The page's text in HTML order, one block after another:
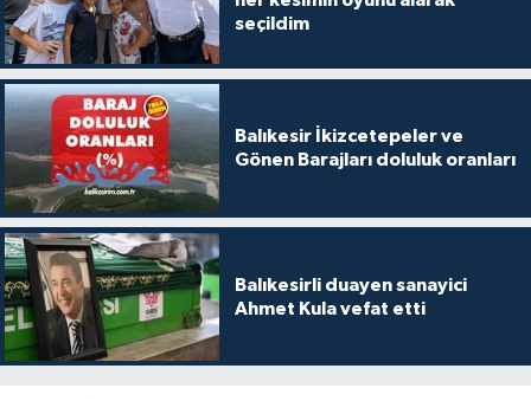
seçildim
Balıkesir İkizcetepeler ve
Gönen Barajları doluluk oranları
Balıkesirli duayen sanayici
Ahmet Kula vefat etti